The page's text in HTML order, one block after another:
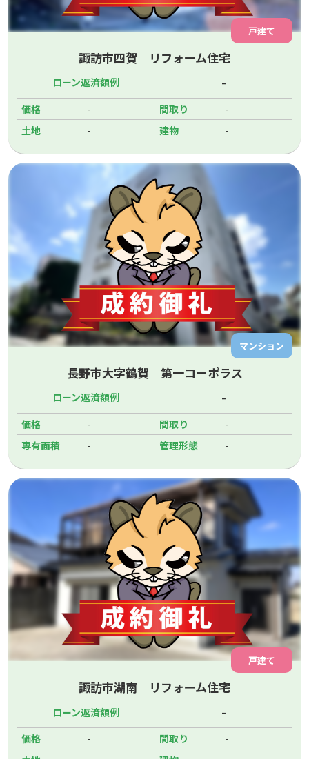
戸建て
諏訪市四賀 リフォーム住宅
ローン返済額例 -
価格 - 間取り -
土地 - 建物 -
マンション
長野市大字鶴賀 第一コーポラス
ローン返済額例 -
価格 - 間取り -
専有面積 - 管理形態 -
戸建て
諏訪市湖南 リフォーム住宅
ローン返済額例 -
価格 - 間取り -